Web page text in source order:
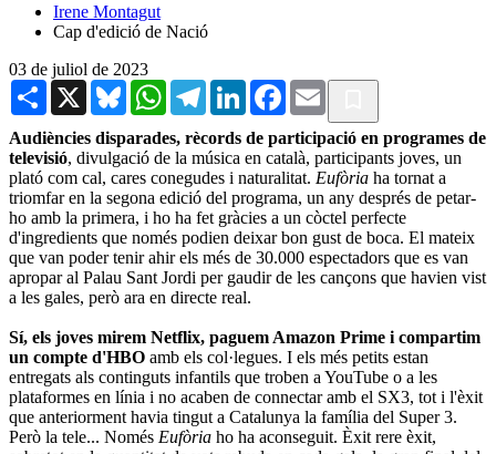
Irene Montagut
Cap d'edició de Nació
03 de juliol de 2023
Share X BlueskyWhatsAppTelegramLinkedInFacebook
Email
Audiències disparades, rècords de participació en programes de
televisió, divulgació de la música en català, participants joves, un
plató com cal, cares conegudes i naturalitat. Eufòria ha tornat a
triomfar en la segona edició del programa, un any després de petar-
ho amb la primera, i ho ha fet gràcies a un còctel perfecte
d'ingredients que només podien deixar bon gust de boca. El mateix
que van poder tenir ahir els més de 30.000 espectadors que es van
apropar al Palau Sant Jordi per gaudir de les cançons que havien vist
a les gales, però ara en directe real.
Sí, els joves mirem Netflix, paguem Amazon Prime i compartim
un compte d'HBO amb els col·legues. I els més petits estan
entregats als continguts infantils que troben a YouTube o a les
plataformes en línia i no acaben de connectar amb el SX3, tot i l'èxit
que anteriorment havia tingut a Catalunya la família del Super 3.
Però la tele... Només Eufòria ho ha aconseguit. Èxit rere èxit,